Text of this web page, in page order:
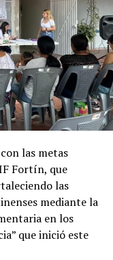
las metas
Fortín, que
las
mediante la
en los
que inició este